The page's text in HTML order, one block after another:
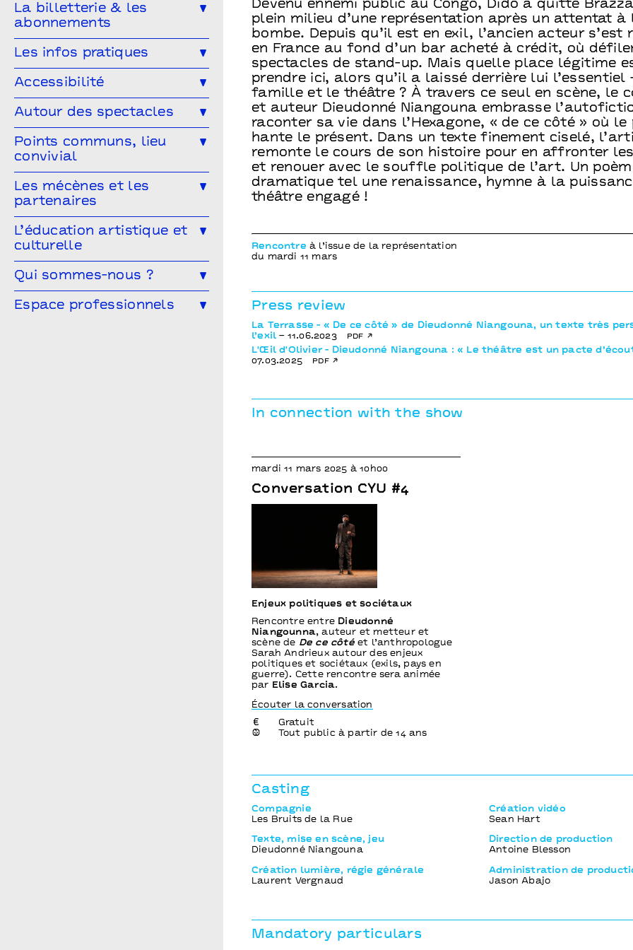
Projet participatif
En famille Ateliers
Projet participatif : Deblozay
Ailleurs & Ici • PIPD
Artistes en résidence 2024-2027
Résidences précédentes
La billetterie & les
abonnements
Comment réserver ? Les tarifs
Vous venez en groupe ?
Les infos pratiques
Venir à Points communs
Hors-les-murs
Accessibilité
L’accessibilité pour tous·tes !
sociale ?
Autour des spectacles
Les ateliers de pratique
Les Conversations
Visitez les théâtres
Points communs, lieu
convivial
Le Mélangeur
Le Service garderie
Les mécènes et les
partenaires
Devenir mécène
Cultivons nos points communs
Les partenaires
L’éducation artistique et
culturelle
L’éducation artistique et culturelle
à Points communs
Vous êtes enseignant·e ?
Qui sommes-nous ?
L’équipe
Espace professionnels
Devenu ennemi public au Congo, Dido a quitté
plein milieu d’une représentation après un attentat à
bombe. Depuis qu’il est en exil, l’ancien acteur s’est
en France au fond d’un bar acheté à crédit, où
spectacles de stand-up. Mais quelle place légitime
prendre ici, alors qu’il a laissé derrière lui l’essentiel
famille et le théâtre ? À travers ce seul en scène, le
et auteur Dieudonné Niangouna embrasse
raconter sa vie dans l’Hexagone, « de ce côté » où le
hante le présent. Dans un texte finement ciselé,
remonte le cours de son histoire pour en affronter
et renouer avec le souffle politique de l’art. Un
dramatique tel une renaissance, hymne à la
théâtre engagé !
Rencontre à l’issue de la représentation
du mardi 11 mars
Press review
La Terrasse - « De ce côté » de Dieudonné Niangouna, un texte très
l’exil – 11.06.2023
pdf
L'Œil d'Olivier - Dieudonné Niangouna : « Le théâtre est un pacte
07.03.2025
pdf
In connection with the show
mardi 11 mars 2025 à 10h00
Conversation CYU #4
Enjeux politiques et sociétaux
Rencontre entre Dieudonné
Niangounna, auteur et metteur et
scène de De ce côtéet l’anthropologue
Sarah Andrieux autour des enjeux
politiques et sociétaux (exils, pays en
guerre). Cette rencontre sera animée
par Elise Garcia.
Écouter la conversation
Gratuit
Tout public à partir de 14 ans
Casting
Compagnie
Les Bruits de la Rue
Texte, mise en scène, jeu
Dieudonné Niangouna
Création lumière, régie générale
Laurent Vergnaud
Création vidéo
Sean Hart
Direction de production
Antoine Blesson
Administration de
Jason Abajo
Mandatory particulars